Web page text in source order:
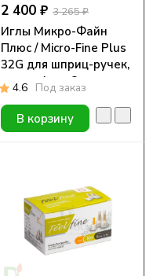
2 400 ₽ 3 265 ₽
Иглы Микро-Файн
Плюс / Micro-Fine Plus
32G для шприц-ручек,
длина 4 мм, 2 уп. по
100 шт. + ПОДАРОК
4.6 Под заказ
В корзину